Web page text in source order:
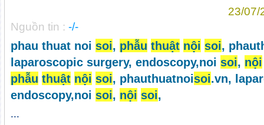
23/07/
Nguồn tin : -/-
phau thuat noi soi, phẫu thuật nội soi,
laparoscopic surgery, endoscopy,noi soi, nội
phẫu thuật nội soi, phauthuatnoisoi.vn,
endoscopy,noi soi, nội soi,
...